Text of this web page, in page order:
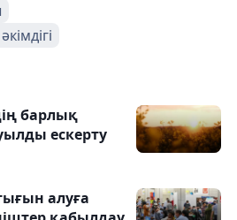
барлық
ескерту
алуға